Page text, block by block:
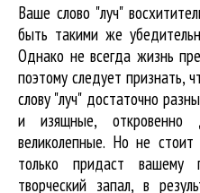
Ваше слово "луч"
быть такими же
Однако не всегда жизнь
поэтому следует признать,
слову "луч" достаточно
и изящные, откровенно
великолепные. Но не стоит
только придаст вашему
творческий запал, в